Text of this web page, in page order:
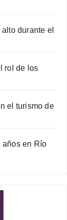
durante el
rol de los
el turismo de
años en Río